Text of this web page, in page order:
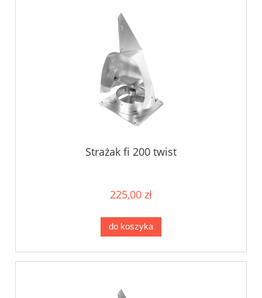
Strażak fi 200 twist
225,00 zł
do koszyka